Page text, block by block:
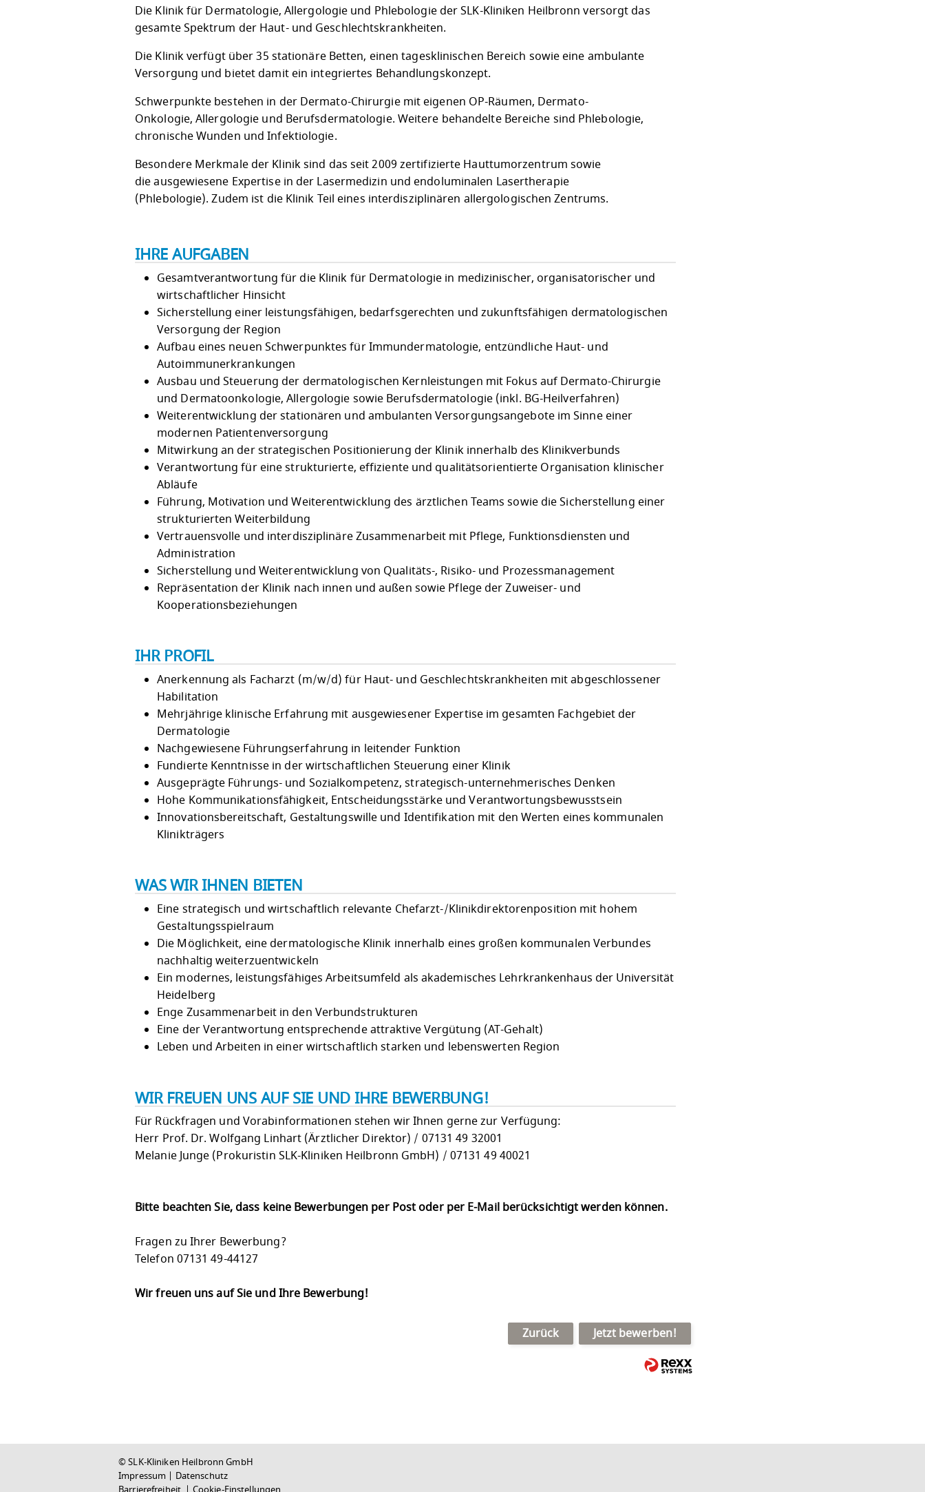
Die Klinik für Dermatologie, Allergologie und Phlebologie der SLK-Kliniken Heilbronn versorgt das
gesamte Spektrum der Haut- und Geschlechtskrankheiten.
Die Klinik verfügt über 35 stationäre Betten, einen tagesklinischen Bereich sowie eine ambulante
Versorgung und bietet damit ein integriertes Behandlungskonzept.
Schwerpunkte bestehen in der Dermato-Chirurgie mit eigenen OP-Räumen, Dermato-
Onkologie, Allergologie und Berufsdermatologie. Weitere behandelte Bereiche sind Phlebologie,
chronische Wunden und Infektiologie.
Besondere Merkmale der Klinik sind das seit 2009 zertifizierte Hauttumorzentrum sowie
die ausgewiesene Expertise in der Lasermedizin und endoluminalen Lasertherapie
(Phlebologie). Zudem ist die Klinik Teil eines interdisziplinären allergologischen Zentrums.
IHRE AUFGABEN
Gesamtverantwortung für die Klinik für Dermatologie in medizinischer, organisatorischer und
wirtschaftlicher Hinsicht
Sicherstellung einer leistungsfähigen, bedarfsgerechten und zukunftsfähigen dermatologischen
Versorgung der Region
Aufbau eines neuen Schwerpunktes für Immundermatologie, entzündliche Haut- und
Autoimmunerkrankungen
Ausbau und Steuerung der dermatologischen Kernleistungen mit Fokus auf Dermato-Chirurgie
und Dermatoonkologie, Allergologie sowie Berufsdermatologie (inkl. BG-Heilverfahren)
Weiterentwicklung der stationären und ambulanten Versorgungsangebote im Sinne einer
modernen Patientenversorgung
Mitwirkung an der strategischen Positionierung der Klinik innerhalb des Klinikverbunds
Verantwortung für eine strukturierte, effiziente und qualitätsorientierte Organisation klinischer
Abläufe
Führung, Motivation und Weiterentwicklung des ärztlichen Teams sowie die Sicherstellung einer
strukturierten Weiterbildung
Vertrauensvolle und interdisziplinäre Zusammenarbeit mit Pflege, Funktionsdiensten und
Administration
Sicherstellung und Weiterentwicklung von Qualitäts-, Risiko- und Prozessmanagement
Repräsentation der Klinik nach innen und außen sowie Pflege der Zuweiser- und
Kooperationsbeziehungen
IHR PROFIL
Anerkennung als Facharzt (m/w/d) für Haut- und Geschlechtskrankheiten mit abgeschlossener
Habilitation
Mehrjährige klinische Erfahrung mit ausgewiesener Expertise im gesamten Fachgebiet der
Dermatologie
Nachgewiesene Führungserfahrung in leitender Funktion
Fundierte Kenntnisse in der wirtschaftlichen Steuerung einer Klinik
Ausgeprägte Führungs- und Sozialkompetenz, strategisch-unternehmerisches Denken
Hohe Kommunikationsfähigkeit, Entscheidungsstärke und Verantwortungsbewusstsein
Innovationsbereitschaft, Gestaltungswille und Identifikation mit den Werten eines kommunalen
Klinikträgers
WAS WIR IHNEN BIETEN
Eine strategisch und wirtschaftlich relevante Chefarzt-/Klinikdirektorenposition mit hohem
Gestaltungsspielraum
Die Möglichkeit, eine dermatologische Klinik innerhalb eines großen kommunalen Verbundes
nachhaltig weiterzuentwickeln
Ein modernes, leistungsfähiges Arbeitsumfeld als akademisches Lehrkrankenhaus der Universität
Heidelberg
Enge Zusammenarbeit in den Verbundstrukturen
Eine der Verantwortung entsprechende attraktive Vergütung (AT-Gehalt)
Leben und Arbeiten in einer wirtschaftlich starken und lebenswerten Region
WIR FREUEN UNS AUF SIE UND IHRE BEWERBUNG!
Für Rückfragen und Vorabinformationen stehen wir Ihnen gerne zur Verfügung:
Herr Prof. Dr. Wolfgang Linhart (Ärztlicher Direktor) / 07131 49 32001
Melanie Junge (Prokuristin SLK-Kliniken Heilbronn GmbH) / 07131 49 40021
Bitte beachten Sie, dass keine Bewerbungen per Post oder per E-Mail berücksichtigt werden können.
Fragen zu Ihrer Bewerbung?
Telefon 07131 49-44127
Wir freuen uns auf Sie und Ihre Bewerbung!
Zurück Jetzt bewerben!
© SLK-Kliniken Heilbronn GmbH
Impressum | Datenschutz